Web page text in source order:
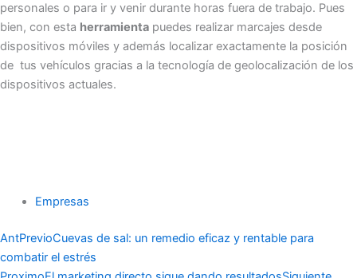
personales o para ir y venir durante horas fuera de trabajo. Pues
bien, con esta herramienta puedes realizar marcajes desde
dispositivos móviles y además localizar exactamente la posición
de tus vehículos gracias a la tecnología de geolocalización de los
dispositivos actuales.
Empresas
AntPrevioCuevas de sal: un remedio eficaz y rentable para
combatir el estrés